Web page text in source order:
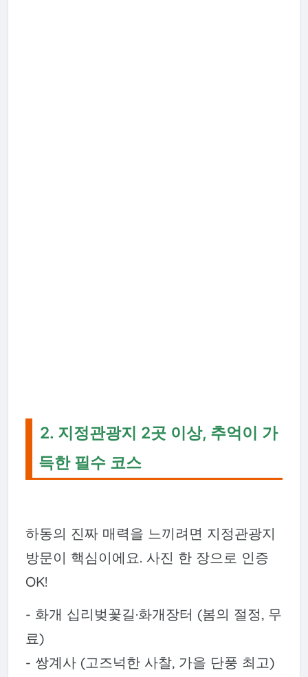
2. 지정관광지 2곳 이상, 추억이 가
득한 필수 코스
하동의 진짜 매력을 느끼려면 지정관광지
방문이 핵심이에요. 사진 한 장으로 인증
OK!
- 화개 십리벚꽃길·화개장터 (봄의 절정, 무
료)
- 쌍계사 (고즈넉한 사찰, 가을 단풍 최고)